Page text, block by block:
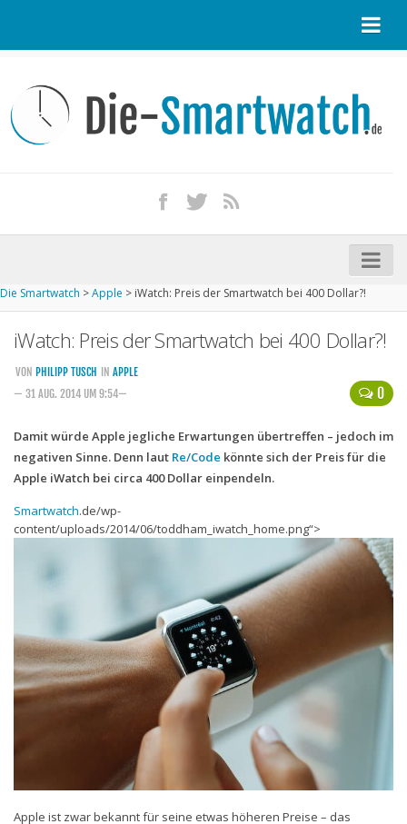
Kontakt / Tipp geben
Impressum
iPhone kaufen
Startseite
Aktuelle Smartwatches im Test
Kommende Smartwatches
Handytarife
BASE
Datentarife
Smartphonetarife
Prepaid-Tarife
Datentarife
Flatrate-Prepaidtarife
Mobilfunk-Vergleichsrechner
Mobilfunk-Tarifrechner
Flatrate-Datentarife
Die Smartwatch >Apple > iWatch: Preis der Smartwatch bei 400 Dollar?!
iWatch: Preis der Smartwatch bei 400 Dollar?!
0
VON PHILIPP TUSCH IN APPLE
— 31 AUG. 2014 UM 9:54—
Damit würde Apple jegliche Erwartungen übertreffen – jedoch im
negativen Sinne. Denn laut Re/Code könnte sich der Preis für die
Apple iWatch bei circa 400 Dollar einpendeln.
Smartwatch.de/wp-
content/uploads/2014/06/toddham_iwatch_home.png“>
Apple ist zwar bekannt für seine etwas höheren Preise – das